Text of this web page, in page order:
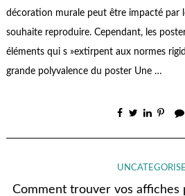
décoration murale peut être impacté par
souhaite reproduire. Cependant, les
éléments qui s »extirpent aux normes
grande polyvalence du poster Une …
Comment trouver vos